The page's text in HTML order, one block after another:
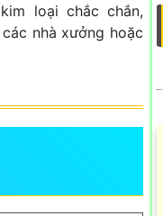
loại chắc chắn,
nhà xưởng hoặc